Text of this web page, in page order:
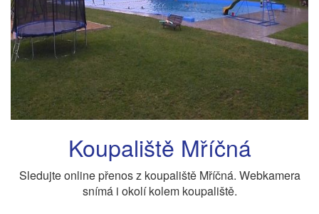
Koupaliště Mříčná
Sledujte online přenos z koupaliště Mříčná. Webkamera
snímá i okolí kolem koupaliště.